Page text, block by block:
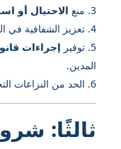
منع الاحتيال أو
تعزيز الشفافية في
توفير إجراءات
المدين.
الحد من النزاعات
ثالثًا: